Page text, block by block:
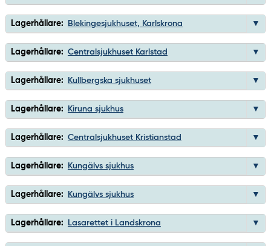
Lagerhållare: Blekingesjukhuset, Karlskrona
Lagerhållare: Centralsjukhuset Karlstad
Lagerhållare: Kullbergska sjukhuset
Lagerhållare: Kiruna sjukhus
Lagerhållare: Centralsjukhuset Kristianstad
Lagerhållare: Kungälvs sjukhus
Lagerhållare: Kungälvs sjukhus
Lagerhållare: Lasarettet i Landskrona